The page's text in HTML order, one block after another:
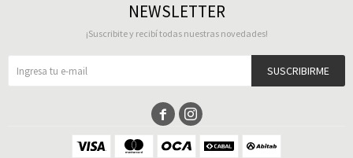
NEWSLETTER
¡Suscribite y recibí todas nuestras novedades!
SUSCRIBIRME
 